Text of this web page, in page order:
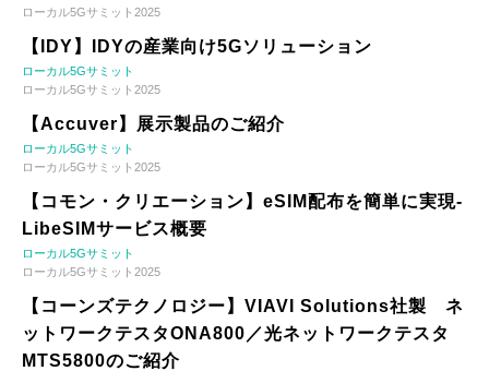
ローカル5Gサミット2025
【IDY】IDYの産業向け5Gソリューション
ローカル5Gサミット
ローカル5Gサミット2025
【Accuver】展示製品のご紹介
ローカル5Gサミット
ローカル5Gサミット2025
【コモン・クリエーション】eSIM配布を簡単に実現-
LibeSIMサービス概要
ローカル5Gサミット
ローカル5Gサミット2025
【コーンズテクノロジー】VIAVI Solutions社製 ネ
ットワークテスタONA800／光ネットワークテスタ
MTS5800のご紹介